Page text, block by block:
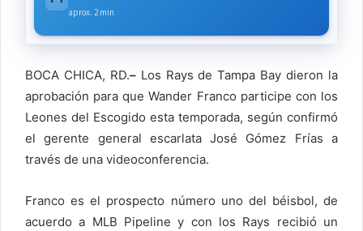
aprox. 2 min
BOCA CHICA, RD.–Los Rays de Tampa Bay dieron la
aprobación para que Wander Franco participe con los
Leones del Escogido esta temporada, según confirmó
el gerente general escarlata José Gómez Frías a
través de una videoconferencia.
Franco es el prospecto número uno del béisbol, de
acuerdo a MLB Pipeline y con los Rays recibió un